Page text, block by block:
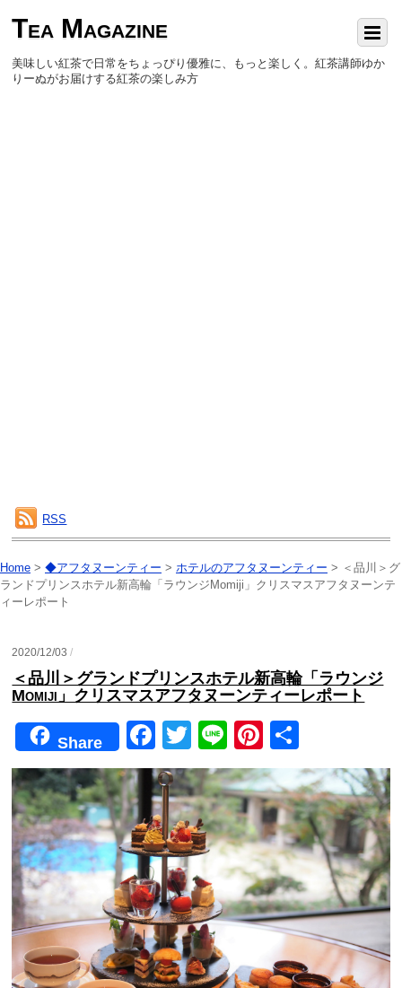
Tea Magazine
美味しい紅茶で日常をちょっぴり優雅に、もっと楽しく。紅茶講師ゆか
りーぬがお届けする紅茶の楽しみ方
RSS
Home > ◆アフタヌーンティー > ホテルのアフタヌーンティー > ＜品川＞グ
ランドプリンスホテル新高輪「ラウンジMomiji」クリスマスアフタヌーンテ
ィーレポート
2020/12/03/
＜品川＞グランドプリンスホテル新高輪「ラウンジ
Momiji」クリスマスアフタヌーンティーレポート
Share
F
a
c
e
b
o
o
k
T
wi
tt
er
Li
n
e
Pi
nt
er
e
st
有